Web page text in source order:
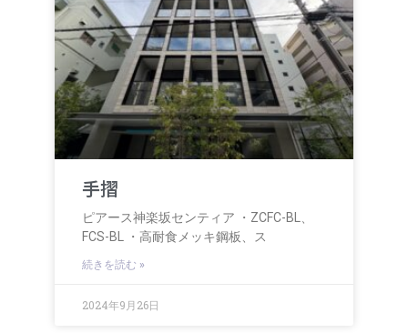
手摺
ピアース神楽坂センティア ・ZCFC-BL、
FCS-BL ・高耐食メッキ鋼板、ス
続きを読む »
2024年9月26日